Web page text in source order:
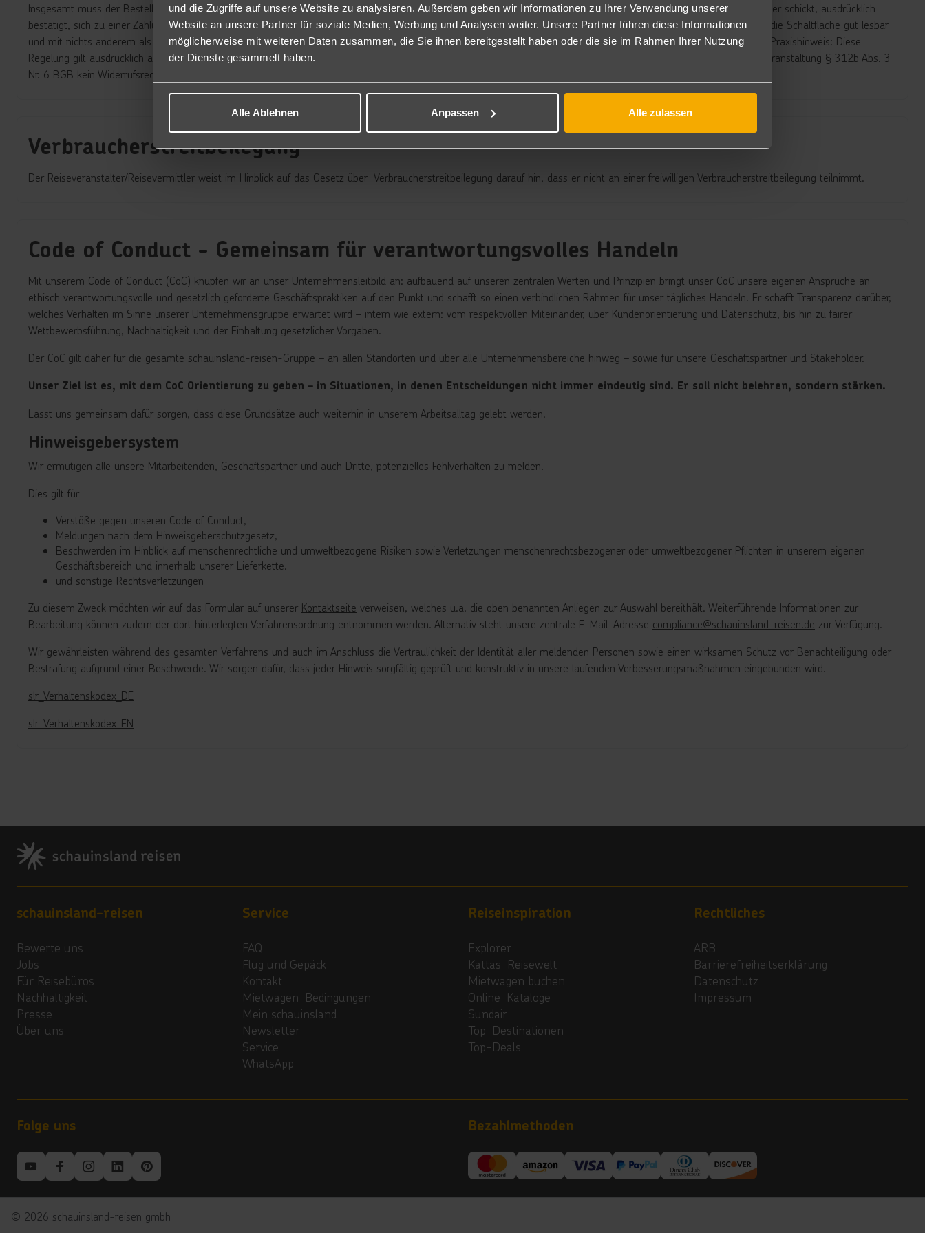
und die Zugriffe auf unsere Website zu analysieren. Außerdem geben wir Informationen zu Ihrer Verwendung unserer
Website an unsere Partner für soziale Medien, Werbung und Analysen weiter. Unsere Partner führen diese Informationen
möglicherweise mit weiteren Daten zusammen, die Sie ihnen bereitgestellt haben oder die sie im Rahmen Ihrer Nutzung
der Dienste gesammelt haben.
Alle Ablehnen Anpassen Alle zulassen
Insgesamt muss der Bestellvorgang so gestaltet sein, dass der Verbraucher auf der letzten Seite des Bestellvorgangs, auf der er seine Bestellung an den Unternehmer schickt, ausdrücklich
bestätigt, sich zu einer Zahlung zu verpflichten. Wird für den Bestellvorgang eine Schaltfläche verwendet (wie das bei Reisebuchungen regelmäßig der Fall ist), muss die Schaltfläche gut lesbar
und mit nichts anderem als den Wörtern „zahlungspflichtig bestellen“ beschriftet sein. Wird § 312g BGB nicht eingehalten, kommt es zu keinem wirksamen Vertrag. Praxishinweis: Diese
Regelung gilt ausdrücklich auch für den Online-Vertrieb von Reiseprodukten, auch wenn für touristische Dienstleistungen der Unterbringung, Beförderung und Reiseveranstaltung § 312b Abs. 3
Nr. 6 BGB kein Widerrufsrecht vorsieht, also insoweit auch keine Pflicht zur Belehrung über ein Widerrufsrecht besteht.
Verbraucherstreitbeilegung
Der Reiseveranstalter/Reisevermittler weist im Hinblick auf das Gesetz über Verbraucherstreitbeilegung darauf hin, dass er nicht an einer freiwilligen Verbraucherstreitbeilegung teilnimmt.
Code of Conduct - Gemeinsam für verantwortungsvolles Handeln
Mit unserem Code of Conduct (CoC) knüpfen wir an unser Unternehmensleitbild an: aufbauend auf unseren zentralen Werten und Prinzipien bringt unser CoC unsere eigenen Ansprüche an
ethisch verantwortungsvolle und gesetzlich geforderte Geschäftspraktiken auf den Punkt und schafft so einen verbindlichen Rahmen für unser tägliches Handeln. Er schafft Transparenz darüber,
welches Verhalten im Sinne unserer Unternehmensgruppe erwartet wird – intern wie extern: vom respektvollen Miteinander, über Kundenorientierung und Datenschutz, bis hin zu fairer
Wettbewerbsführung, Nachhaltigkeit und der Einhaltung gesetzlicher Vorgaben.
Der CoC gilt daher für die gesamte schauinsland-reisen-Gruppe – an allen Standorten und über alle Unternehmensbereiche hinweg – sowie für unsere Geschäftspartner und Stakeholder.
Unser Ziel ist es, mit dem CoC Orientierung zu geben – in Situationen, in denen Entscheidungen nicht immer eindeutig sind. Er soll nicht belehren, sondern stärken.
Lasst uns gemeinsam dafür sorgen, dass diese Grundsätze auch weiterhin in unserem Arbeitsalltag gelebt werden!
Hinweisgebersystem
Wir ermutigen alle unsere Mitarbeitenden, Geschäftspartner und auch Dritte, potenzielles Fehlverhalten zu melden!
Dies gilt für
Verstöße gegen unseren Code of Conduct,
Meldungen nach dem Hinweisgeberschutzgesetz,
Beschwerden im Hinblick auf menschenrechtliche und umweltbezogene Risiken sowie Verletzungen menschenrechtsbezogener oder umweltbezogener Pflichten in unserem eigenen
Geschäftsbereich und innerhalb unserer Lieferkette.
und sonstige Rechtsverletzungen
Zu diesem Zweck möchten wir auf das Formular auf unserer Kontaktseite verweisen, welches u.a. die oben benannten Anliegen zur Auswahl bereithält. Weiterführende Informationen zur
Bearbeitung können zudem der dort hinterlegten Verfahrensordnung entnommen werden. Alternativ steht unsere zentrale E-Mail-Adresse compliance@schauinsland-reisen.de zur Verfügung.
Wir gewährleisten während des gesamten Verfahrens und auch im Anschluss die Vertraulichkeit der Identität aller meldenden Personen sowie einen wirksamen Schutz vor Benachteiligung oder
Bestrafung aufgrund einer Beschwerde. Wir sorgen dafür, dass jeder Hinweis sorgfältig geprüft und konstruktiv in unsere laufenden Verbesserungsmaßnahmen eingebunden wird.
slr_Verhaltenskodex_DE
slr_Verhaltenskodex_EN
Footer
Footer navigation
schauinsland-reisen
Bewerte uns
Jobs
Für Reisebüros
Nachhaltigkeit
Presse
Über uns
Service
FAQ
Flug und Gepäck
Kontakt
Mietwagen-Bedingungen
Mein schauinsland
Newsletter
Service
WhatsApp
Reiseinspiration
Explorer
Kattas-Reisewelt
Mietwagen buchen
Online-Kataloge
Sundair
Top-Destinationen
Top-Deals
Rechtliches
ARB
Barrierefreiheitserklärung
Datenschutz
Impressum
Folge uns Bezahlmethoden
© 2026 schauinsland-reisen gmbh